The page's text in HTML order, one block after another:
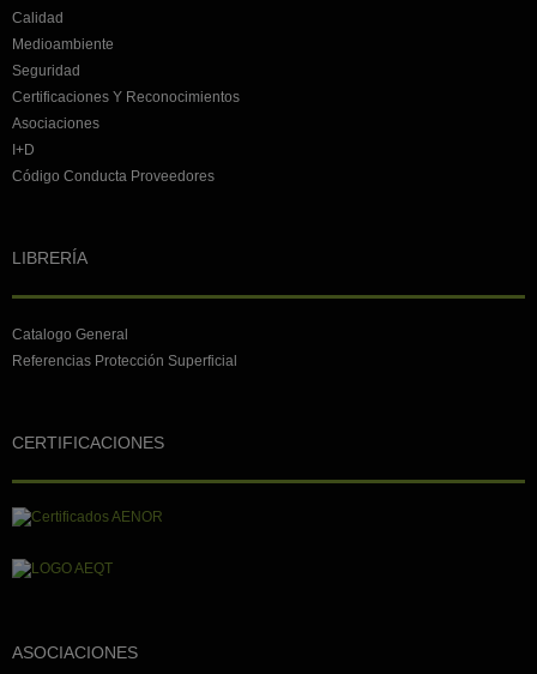
Calidad
Medioambiente
Seguridad
Certificaciones Y Reconocimientos
Asociaciones
I+D
Código Conducta Proveedores
LIBRERÍA
Catalogo General
Referencias Protección Superficial
CERTIFICACIONES
ASOCIACIONES